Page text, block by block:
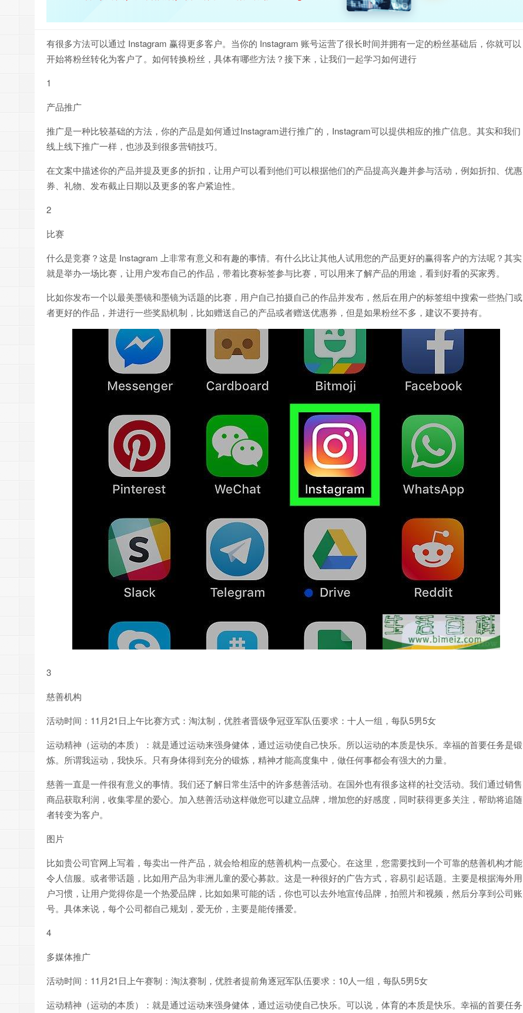
有很多方法可以通过 Instagram 赢得更多客户。当你的 Instagram 账号运营了很长时间并拥有一定的粉丝基础后，你就可以
开始将粉丝转化为客户了。如何转换粉丝，具体有哪些方法？接下来，让我们一起学习如何进行
1
产品推广
推广是一种比较基础的方法，你的产品是如何通过Instagram进行推广的，Instagram可以提供相应的推广信息。其实和我们
线上线下推广一样，也涉及到很多营销技巧。
在文案中描述你的产品并提及更多的折扣，让用户可以看到他们可以根据他们的产品提高兴趣并参与活动，例如折扣、优惠
券、礼物、发布截止日期以及更多的客户紧迫性。
2
比赛
什么是竞赛？这是 Instagram 上非常有意义和有趣的事情。有什么比让其他人试用您的产品更好的赢得客户的方法呢？其实
就是举办一场比赛，让用户发布自己的作品，带着比赛标签参与比赛，可以用来了解产品的用途，看到好看的买家秀。
比如你发布一个以最美墨镜和墨镜为话题的比赛，用户自己拍摄自己的作品并发布，然后在用户的标签组中搜索一些热门或
者更好的作品，并进行一些奖励机制，比如赠送自己的产品或者赠送优惠券，但是如果粉丝不多，建议不要持有。
3
慈善机构
活动时间：11月21日上午比赛方式：淘汰制，优胜者晋级争冠亚军队伍要求：十人一组，每队5男5女
运动精神（运动的本质）：就是通过运动来强身健体，通过运动使自己快乐。所以运动的本质是快乐。幸福的首要任务是锻
炼。所谓我运动，我快乐。只有身体得到充分的锻炼，精神才能高度集中，做任何事都会有强大的力量。
慈善一直是一件很有意义的事情。我们还了解日常生活中的许多慈善活动。在国外也有很多这样的社交活动。我们通过销售
商品获取利润，收集零星的爱心。加入慈善活动这样做您可以建立品牌，增加您的好感度，同时获得更多关注，帮助将追随
者转变为客户。
图片
比如贵公司官网上写着，每卖出一件产品，就会给相应的慈善机构一点爱心。在这里，您需要找到一个可靠的慈善机构才能
令人信服。或者带话题，比如用产品为非洲儿童的爱心募款。这是一种很好的广告方式，容易引起话题。主要是根据海外用
户习惯，让用户觉得你是一个热爱品牌，比如如果可能的话，你也可以去外地宣传品牌，拍照片和视频，然后分享到公司账
号。具体来说，每个公司都自己规划，爱无价，主要是能传播爱。
4
多媒体推广
活动时间：11月21日上午赛制：淘汰赛制，优胜者提前角逐冠军队伍要求：10人一组，每队5男5女
运动精神（运动的本质）：就是通过运动来强身健体，通过运动使自己快乐。可以说，体育的本质是快乐。幸福的首要任务